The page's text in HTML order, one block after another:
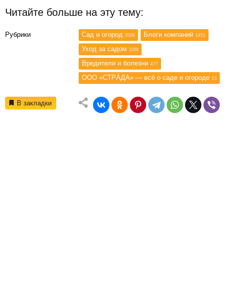
Читайте больше на эту тему:
Рубрики Сад и огород 3506 Блоги компаний 1451
Уход за садом 1169
Вредители и болезни 477
ООО «СТРÁДА» — всё о саде и огороде 13
В закладки